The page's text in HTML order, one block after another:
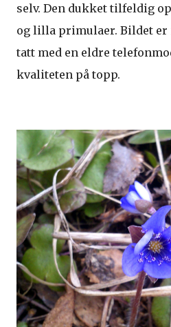
selv. Den dukket tilfeldig
og lilla primulaer. Bildet er
tatt med en eldre
kvaliteten på topp.